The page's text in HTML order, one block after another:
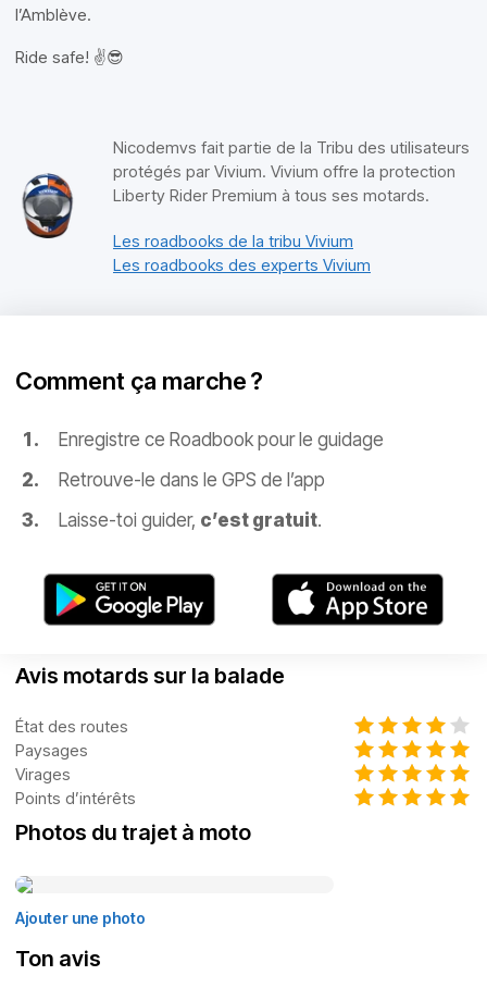
l’Amblève.
Ride safe! ✌️😎
Nicodemvs fait partie de la Tribu des utilisateurs
protégés par Vivium. Vivium offre la protection
Liberty Rider Premium à tous ses motards.
Les roadbooks de la tribu Vivium
Les roadbooks des experts Vivium
Comment ça marche ?
Enregistre ce Roadbook pour le guidage
Retrouve-le dans le GPS de l’app
Laisse-toi guider, c’est gratuit.
Avis motards sur la balade
État des routes
Paysages
Virages
Points d’intérêts
Photos du trajet à moto
Ajouter une photo
Ton avis